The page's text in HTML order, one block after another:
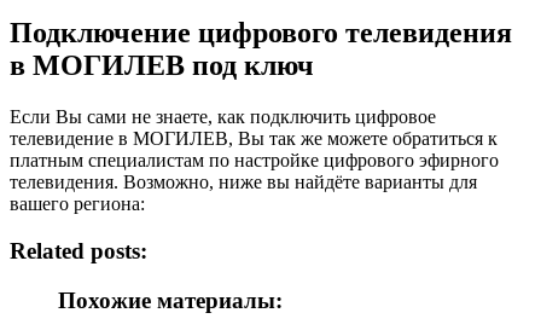
Подключение цифрового телевидения
в МОГИЛЕВ под ключ
Если Вы сами не знаете, как подключить цифровое
телевидение в МОГИЛЕВ, Вы так же можете обратиться к
платным специалистам по настройке цифрового эфирного
телевидения. Возможно, ниже вы найдёте варианты для
вашего региона:
Related posts:
Похожие материалы: